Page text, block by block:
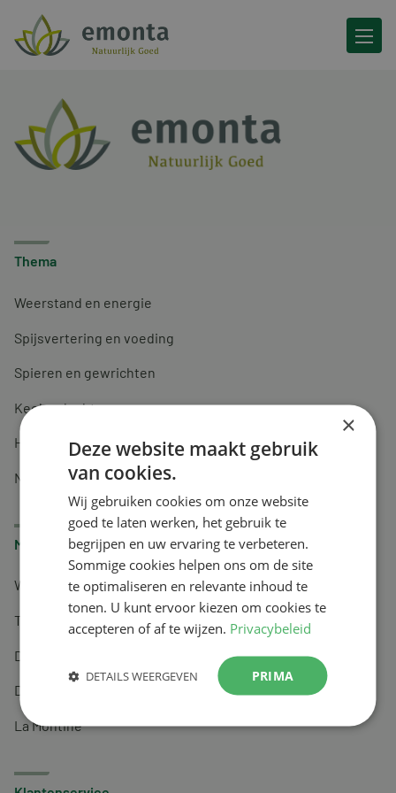
Ga naar de inhoud
Thema
Weerstand en energie
Spijsvertering en voeding
Spieren en gewrichten
Keel en luchtwegen
Huidverzorging
Nachtrust
Merken
Wapiti
Tai-Ginseng
Dermagíq
Draisma
La Montine
×
Deze website maakt gebruik
van cookies.
Wij gebruiken cookies om onze website
goed te laten werken, het gebruik te
begrijpen en uw ervaring te verbeteren.
Sommige cookies helpen ons om de site
te optimaliseren en relevante inhoud te
tonen. U kunt ervoor kiezen om cookies te
accepteren of af te wijzen. Privacybeleid
PRIMA
DETAILS WEERGEVEN